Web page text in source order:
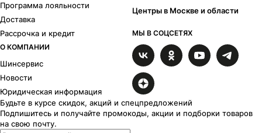
Программа лояльности
Доставка
Рассрочка и кредит
О КОМПАНИИ
Шинсервис
Новости
Юридическая информация
Центры в Москве и области
МЫ В СОЦСЕТЯХ
Будьте в курсе скидок, акций и спецпредложений
Подпишитесь и получайте промокоды, акции и подборки товаров
на свою почту.